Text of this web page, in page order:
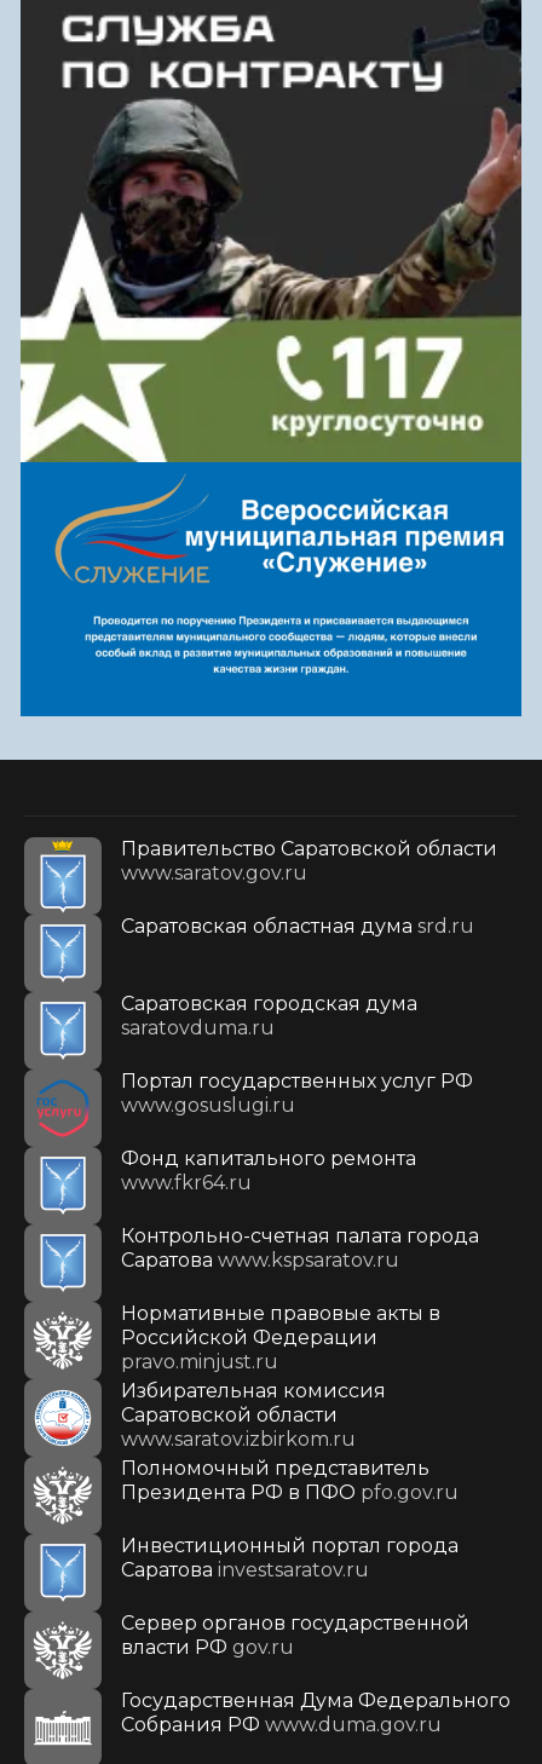
Правительство Саратовской области
www.saratov.gov.ru
Саратовская областная дума srd.ru
Саратовская городская дума
saratovduma.ru
Портал государственных услуг РФ
www.gosuslugi.ru
Фонд капитального ремонта
www.fkr64.ru
Контрольно-счетная палата города
Саратова www.kspsaratov.ru
Нормативные правовые акты в
Российской Федерации
pravo.minjust.ru
Избирательная комиссия
Саратовской области
www.saratov.izbirkom.ru
Полномочный представитель
Президента РФ в ПФО pfo.gov.ru
Инвестиционный портал города
Саратова investsaratov.ru
Сервер органов государственной
власти РФ gov.ru
Государственная Дума Федерального
Собрания РФ www.duma.gov.ru